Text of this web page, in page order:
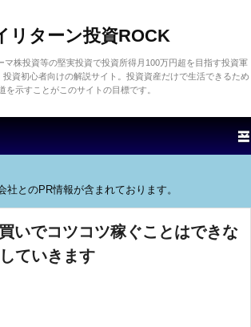
リターン投資ROCK
マ株投資等の堅実投資で投資所得月100万円超を目指す投資軍
資初心者向けの解説サイト。投資資産だけで生活できるため
を示すことがこのサイトの目標です。
第1コンテンツにスキップす
る
第2コンテンツにスキップす
る
とのPR情報が含まれております。
いでコツコツ稼ぐことはできな
ていきます